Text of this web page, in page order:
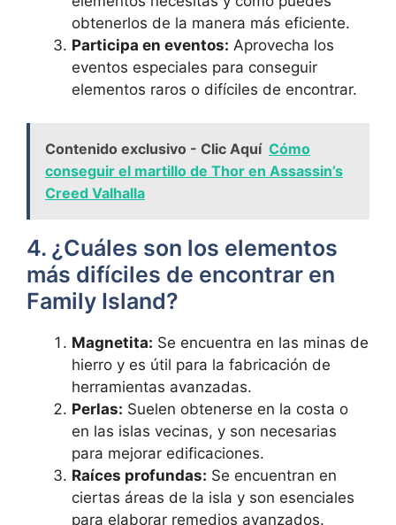
obtenerlos de la manera más eficiente.
Participa en eventos: Aprovecha los
eventos especiales para conseguir
elementos raros o difíciles de encontrar.
Contenido exclusivo - Clic Aquí Cómo
conseguir el martillo de Thor en Assassin’s
Creed Valhalla
4. ¿Cuáles son los elementos
más difíciles de encontrar en
Family Island?
Magnetita: Se encuentra en las minas de
hierro y es útil para la fabricación de
herramientas avanzadas.
Perlas: Suelen obtenerse en la costa o
en las islas vecinas, y son necesarias
para mejorar edificaciones.
Raíces profundas: Se encuentran en
ciertas áreas de la isla y son esenciales
para elaborar remedios avanzados.